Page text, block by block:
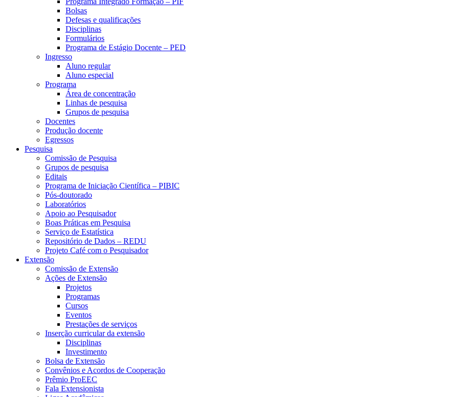
Bolsas
Defesas e qualificações
Disciplinas
Formulários
Programa de Estágio Docente – PED
Ingresso
Aluno regular
Aluno especial
Programa
Área de concentração
Linhas de pesquisa
Grupos de pesquisa
Docentes
Produção docente
Egressos
Pesquisa
Comissão de Pesquisa
Grupos de pesquisa
Editais
Programa de Iniciação Científica – PIBIC
Pós-doutorado
Laboratórios
Apoio ao Pesquisador
Boas Práticas em Pesquisa
Serviço de Estatística
Repositório de Dados – REDU
Projeto Café com o Pesquisador
Extensão
Comissão de Extensão
Ações de Extensão
Projetos
Programas
Cursos
Eventos
Prestações de serviços
Inserção curricular da extensão
Disciplinas
Investimento
Bolsa de Extensão
Convênios e Acordos de Cooperação
Prêmio ProEEC
Fala Extensionista